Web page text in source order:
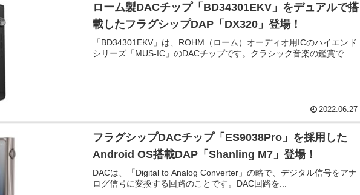
ローム製DACチップ「BD34301EKV」をデュアルで搭
載したフラグシップDAP「DX320」登場！
「BD34301EKV」は、ROHM（ローム）オーディオ用ICのハイエンド
シリーズ「MUS-IC」のDACチップです。クラシック音楽の鑑賞で...
2022.06.27
フラグシップDACチップ「ES9038Pro」を採用した
Android OS搭載DAP「Shanling M7」登場！
DACは、「Digital to Analog Converter」の略で、デジタル信号をアナ
ログ信号に変換する回路のことです。DAC回路を...